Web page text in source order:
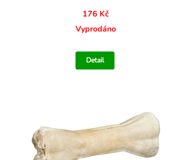
176 Kč
Vyprodáno
Detail